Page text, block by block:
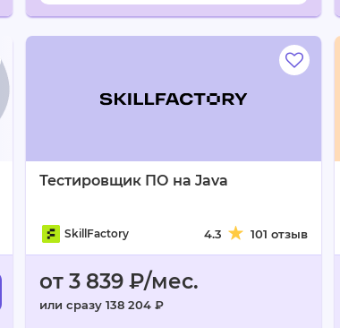
Тестировщик ПО на Java
SkillFactory 4.3 101 отзыв
от 3 839 ₽/мес.
или сразу 138 204 ₽